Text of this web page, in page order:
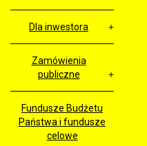
Dla inwestora
Zamówienia
publiczne
Fundusze Budżetu
Państwa i fundusze
celowe